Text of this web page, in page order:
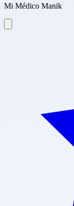
Mi Médico Manik